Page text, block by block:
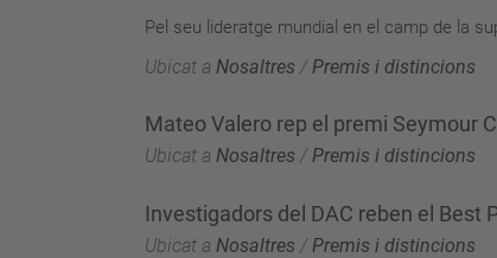
Pel seu lideratge mundial en el camp de la
Ubicat a Nosaltres / Premis i distincions
Mateo Valero rep el premi Seymour
Ubicat a Nosaltres /Premis i distincions
Investigadors del DAC reben el Best
Ubicat a Nosaltres / Premis i distincions